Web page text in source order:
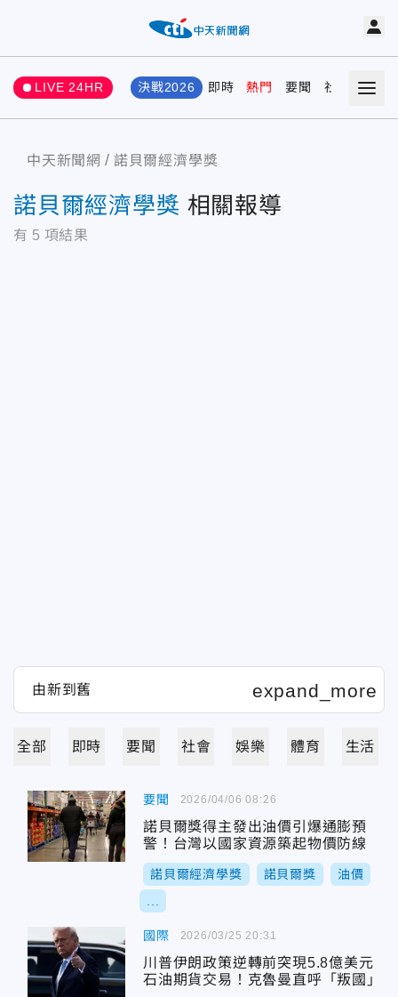
LIVE 24HR 決戰2026 即時 熱門 要聞 社會 娛樂
中天新聞網 諾貝爾經濟學獎
諾貝爾經濟學獎 相關報導
有 5 項結果
全部 即時 要聞 社會 娛樂 體育 生活
要聞
諾貝爾獎得主發出油價引爆通膨預
警！台灣以國家資源築起物價防線
諾貝爾經濟學獎 諾貝爾獎 油價
2026/04/06 08:26
國際
川普伊朗政策逆轉前突現5.8億美元
石油期貨交易！克魯曼直呼「叛國」
2026/03/25 20:31